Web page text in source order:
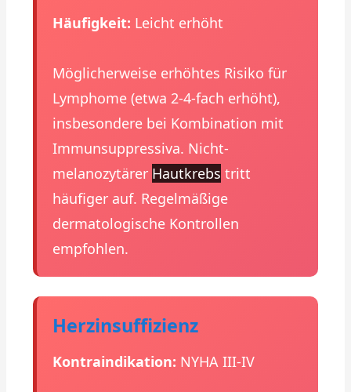
Häufigkeit: Leicht erhöht
Möglicherweise erhöhtes Risiko für
Lymphome (etwa 2-4-fach erhöht),
insbesondere bei Kombination mit
Immunsuppressiva. Nicht-
melanozytärer Hautkrebs tritt
häufiger auf. Regelmäßige
dermatologische Kontrollen
empfohlen.
Herzinsuffizienz
Kontraindikation: NYHA III-IV